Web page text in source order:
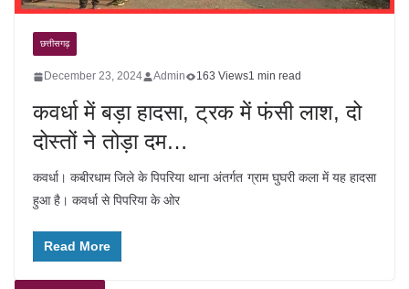
छत्तीसगढ़
December 23, 2024 Admin 163 Views1 min read
कवर्धा में बड़ा हादसा, ट्रक में फंसी लाश, दो
दोस्तों ने तोड़ा दम…
कवर्धा। कबीरधाम जिले के पिपरिया थाना अंतर्गत ग्राम घुघरी कला में यह हादसा
हुआ है। कवर्धा से पिपरिया के ओर
Read More